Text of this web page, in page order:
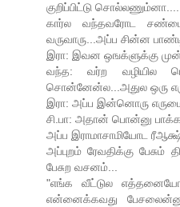
குறிப்பிட்டு சொல்லணும்னா....
கார்ல வந்தவரோட சண்டை
வருவாரு...அப்ப சின்ன
இரா: இவன ஒஙக்ளுக்கு
வந்த: வர்ற வழியில
சொன்னேன்ல...அதுல ஒரு
இரா: அப்ப இன்னொரு
சி.பா: அதான் பொன்னு பாக்க
அப்ப இராமாசாமியோட
அப்புறம் ரேவதிக்கு பேசும்
பேசுற வசனம்...
"எங்க வீட்டுல எத்தனையோ
என்னைக்கவது